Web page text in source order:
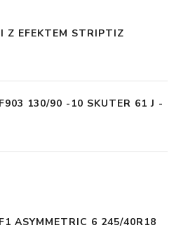
Z EFEKTEM STRIPTIZ
130/90 -10 SKUTER 61 J -
ASYMMETRIC 6 245/40R18